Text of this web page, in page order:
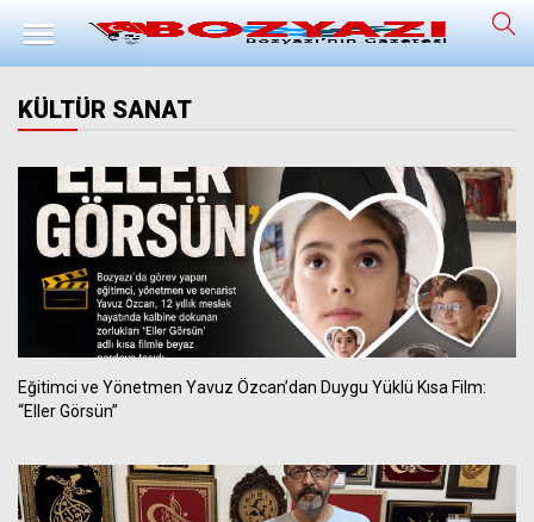
KÜLTÜR SANAT
Eğitimci ve Yönetmen Yavuz Özcan’dan Duygu Yüklü Kısa Film:
“Eller Görsün”